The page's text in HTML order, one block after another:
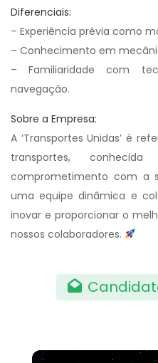
Diferenciais:
– Experiência prévia como
– Conhecimento em
– Familiaridade com
navegação.
Sobre a Empresa:
A ‘Transportes Unidas’ é
transportes,
comprometimento com a
uma equipe dinâmica e
inovar e proporcionar o
nossos colaboradores.